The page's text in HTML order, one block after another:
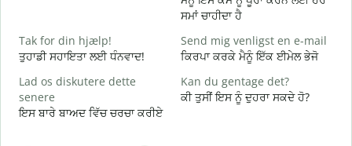
ਸਮਾਂ ਚਾਹੀਦਾ ਹੈ
Tak for din hjælp!
ਤੁਹਾਡੀ ਸਹਾਇਤਾ ਲਈ ਧੰਨਵਾਦ!
Send mig venligst en e-mail
ਕਿਰਪਾ ਕਰਕੇ ਮੈਨੂੰ ਇੱਕ ਈਮੇਲ ਭੇਜੋ
Lad os diskutere dette
senere
ਇਸ ਬਾਰੇ ਬਾਅਦ ਵਿੱਚ ਚਰਚਾ ਕਰੀਏ
Kan du gentage det?
ਕੀ ਤੁਸੀਂ ਇਸ ਨੂੰ ਦੁਹਰਾ ਸਕਦੇ ਹੋ?